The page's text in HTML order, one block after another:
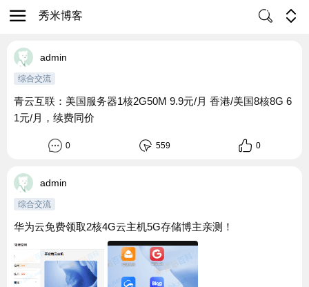
秀米博客
admin
综合交流
青云互联：美国服务器1核2G50M 9.9元/月 香港/美国8核8G 6
1元/月，续费同价
0 559 0
admin
综合交流
华为云免费领取2核4G云主机5G存储博主亲测！